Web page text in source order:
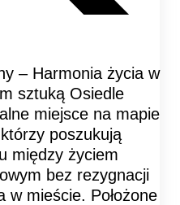
– Harmonia życia w
sztuką Osiedle
miejsce na mapie
poszukują
między życiem
bez rezygnacji
w mieście. Położone